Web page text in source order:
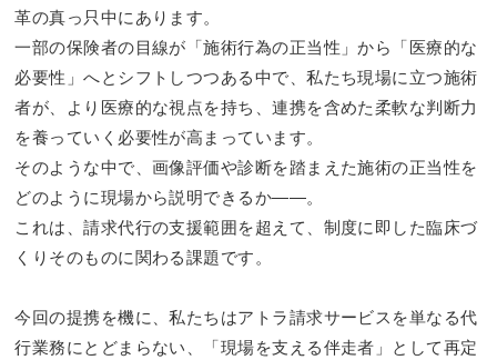
革の真っ只中にあります。
一部の保険者の目線が「施術行為の正当性」から「医療的な
必要性」へとシフトしつつある中で、私たち現場に立つ施術
者が、より医療的な視点を持ち、連携を含めた柔軟な判断力
を養っていく必要性が高まっています。
そのような中で、画像評価や診断を踏まえた施術の正当性を
どのように現場から説明できるか――。
これは、請求代行の支援範囲を超えて、制度に即した臨床づ
くりそのものに関わる課題です。
今回の提携を機に、私たちはアトラ請求サービスを単なる代
行業務にとどまらない、「現場を支える伴走者」として再定